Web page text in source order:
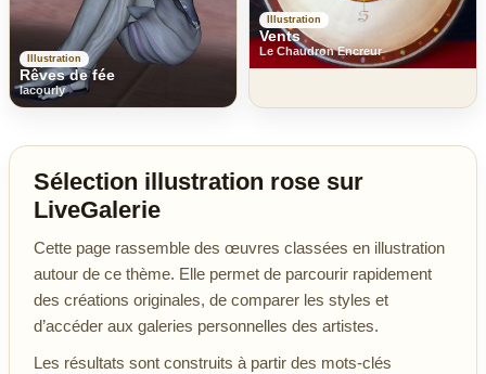
Illustration
Rêves de fée
lacourly
Illustration
Vents
Le Chaudron Encreur
Sélection illustration rose sur
LiveGalerie
Cette page rassemble des œuvres classées en illustration
autour de ce thème. Elle permet de parcourir rapidement
des créations originales, de comparer les styles et
d’accéder aux galeries personnelles des artistes.
Les résultats sont construits à partir des mots-clés